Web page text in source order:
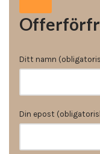
Ditt namn
Din epost